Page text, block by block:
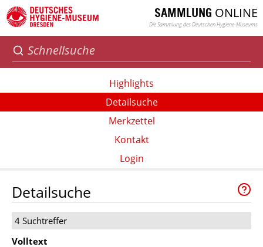
SAMMLUNG ONLINE
Die Sammlung des Deutschen Hygiene-Museums
Highlights
Detailsuche
Merkzettel
Kontakt
Login
Detailsuche
4 Suchtreffer
Volltext